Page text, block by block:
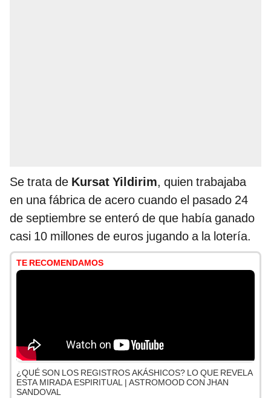
Se trata de Kursat Yildirim, quien trabajaba
en una fábrica de acero cuando el pasado 24
de septiembre se enteró de que había ganado
casi 10 millones de euros jugando a la lotería.
TE RECOMENDAMOS
¿QUÉ SON LOS REGISTROS AKÁSHICOS? LO QUE REVELA
ESTA MIRADA ESPIRITUAL | ASTROMOOD CON JHAN
SANDOVAL